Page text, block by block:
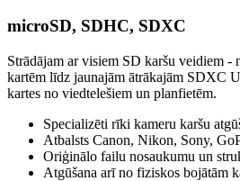
microSD, SDHC, SDXC
Strādājam ar visiem SD karšu veidiem -
kartēm līdz jaunajām ātrākajām SDXC
kartes no viedtelešiem un planfietēm.
Specializēti rīki kameru karšu
Atbalsts Canon, Nikon, Sony,
Oriģinālo failu nosaukumu un
Atgūšana arī no fiziskos bojātām